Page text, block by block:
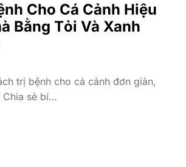
Cho Cá Cảnh Hiệu
Bằng Tỏi Và Xanh
trị bệnh cho cá cảnh đơn giản,
Chia sẻ bí…